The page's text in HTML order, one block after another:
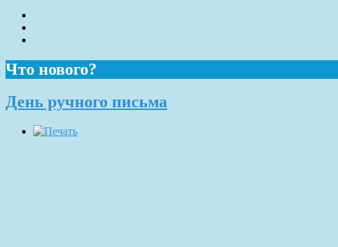
Что нового?
День ручного письма